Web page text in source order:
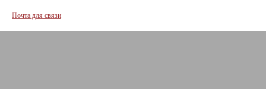
Почта для связи